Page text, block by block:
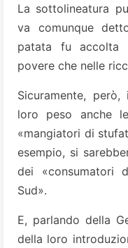
La sottolineatura
va comunque
patata fu accolta
povere che nelle
Sicuramente,
loro peso anche
«mangiatori di
esempio, si
dei «consumatori
Sud».
E, parlando della
della loro